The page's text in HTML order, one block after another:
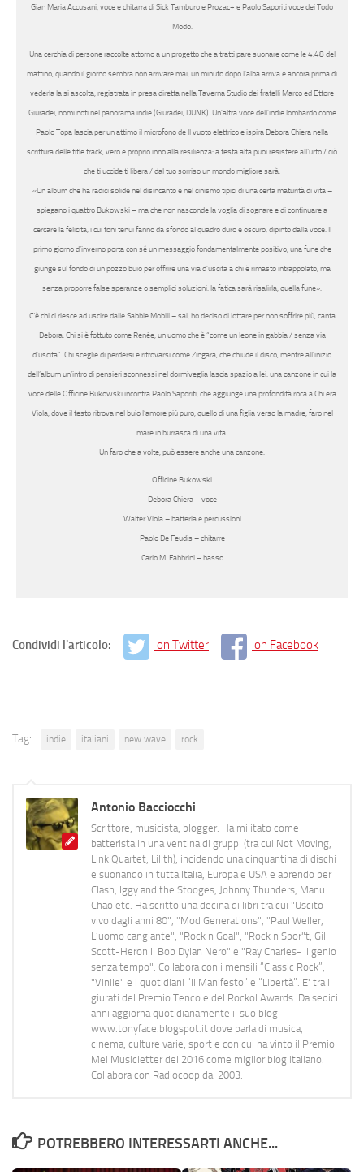
Gian Maria Accusani, voce e chitarra diSick Tamburoe Prozac+ e Paolo Saporitivoce deiTodo
Modo.
Una cerchia di persone raccolte attorno a un progetto che a tratti pare suonare come le 4:48 del
mattino, quando il giorno sembra non arrivare mai, un minuto dopo l’alba arriva e ancora prima di
vederla la si ascolta, registrata in presa diretta nellaTaverna Studiodei fratelli Marco ed Ettore
Giuradei, nomi noti nel panorama indie (Giuradei, DUNK). Un’altra voce dell’indie lombardo come
Paolo Topa lascia per un attimo il microfono de Il vuoto elettricoe ispira Debora Chieranella
scrittura delle title track, vero e proprio inno alla resilienza:a testa alta puoi resistere allʼurto / ciò
che ti uccide ti libera / dal tuo sorriso un mondo migliore sarà.
«Un album che ha radici solide nel disincanto e nel cinismo tipici di una certa maturità di vita –
spiegano i quattro Bukowski– ma che non nasconde la voglia di sognare e di continuare a
cercare la felicità, i cui toni tenui fanno da sfondo al quadro duro e oscuro, dipinto dalla voce.Il
primo giorno d’invernoporta con sé un messaggio fondamentalmente positivo, una fune che
giunge sul fondo di un pozzo buio per offrire una via d’uscita a chi è rimasto intrappolato, ma
senza proporre false speranze o semplici soluzioni: la fatica sarà risalirla, quella fune».
C’è chi ci riesce ad uscire dalleSabbie Mobili–sai, ho deciso di lottare per non soffrire più, canta
Debora. Chi si è fottuto come Renée, un uomo che è “come un leone in gabbia / senza via
d’uscita”. Chi sceglie di perdersi e ritrovarsi comeZingara, che chiude il disco, mentre all’inizio
dell’album un’intro di pensieri sconnessi nel dormiveglia lascia spazio a lei: una canzone in cui la
voce delleOfficine Bukowskiincontra Paolo Saporiti,che aggiunge una profondità roca aChi era
Viola,dove il testo ritrova nel buio l’amore più puro, quello di una figlia verso la madre, faro nel
mare in burrasca di una vita.
Un faro che a volte, può essere anche una canzone.
Officine Bukowski
Debora Chiera– voce
Walter Viola– batteria e percussioni
Paolo De Feudis – chitarre
Carlo M. Fabbrini– basso
Condividi l'articolo: on Twitter on Facebook
Tag: indie italiani new wave rock
Antonio Bacciocchi
Scrittore, musicista, blogger. Ha militato come
batterista in una ventina di gruppi (tra cui Not Moving,
Link Quartet, Lilith), incidendo una cinquantina di dischi
e suonando in tutta Italia, Europa e USA e aprendo per
Clash, Iggy and the Stooges, Johnny Thunders, Manu
Chao etc. Ha scritto una decina di libri tra cui "Uscito
vivo dagli anni 80", "Mod Generations", "Paul Weller,
L’uomo cangiante", "Rock n Goal", "Rock n Spor"t, Gil
Scott-Heron Il Bob Dylan Nero" e "Ray Charles- Il genio
senza tempo". Collabora con i mensili “Classic Rock”,
"Vinile" e i quotidiani “Il Manifesto” e “Libertà”. E' tra i
giurati del Premio Tenco e del Rockol Awards. Da sedici
anni aggiorna quotidianamente il suo blog
www.tonyface.blogspot.it dove parla di musica,
cinema, culture varie, sport e con cui ha vinto il Premio
Mei Musicletter del 2016 come miglior blog italiano.
Collabora con Radiocoop dal 2003.
POTREBBERO INTERESSARTI ANCHE...